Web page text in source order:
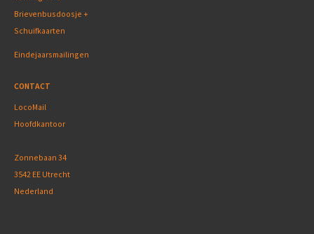
Brievenbusdoosje +
Schuifkaarten
Eindejaarsmailingen
CONTACT
LocoMail
Hoofdkantoor
Zonnebaan 34
3542 EE Utrecht
Nederland